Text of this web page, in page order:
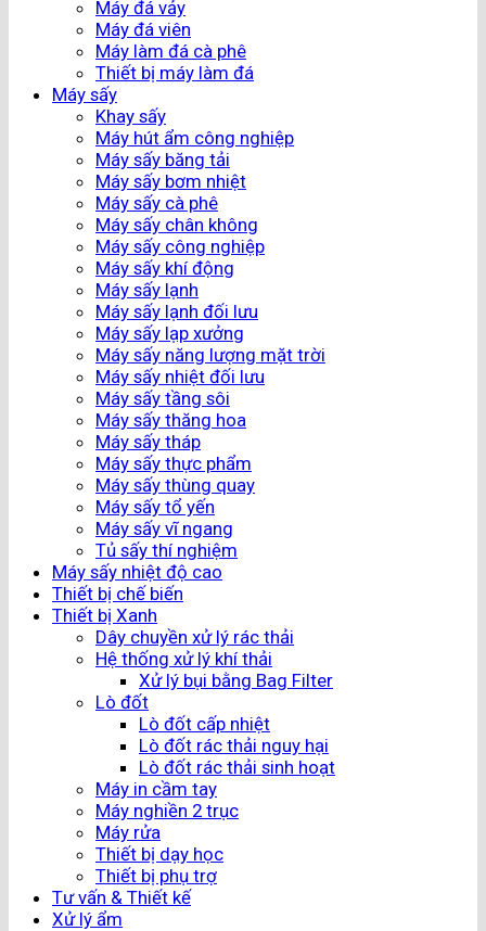
Máy đá vảy
Máy đá viên
Máy làm đá cà phê
Thiết bị máy làm đá
Máy sấy
Khay sấy
Máy hút ẩm công nghiệp
Máy sấy băng tải
Máy sấy bơm nhiệt
Máy sấy cà phê
Máy sấy chân không
Máy sấy công nghiệp
Máy sấy khí động
Máy sấy lạnh
Máy sấy lạnh đối lưu
Máy sấy lạp xưởng
Máy sấy năng lượng mặt trời
Máy sấy nhiệt đối lưu
Máy sấy tầng sôi
Máy sấy thăng hoa
Máy sấy tháp
Máy sấy thực phẩm
Máy sấy thùng quay
Máy sấy tổ yến
Máy sấy vĩ ngang
Tủ sấy thí nghiệm
Máy sấy nhiệt độ cao
Thiết bị chế biến
Thiết bị Xanh
Dây chuyền xử lý rác thải
Hệ thống xử lý khí thải
Xử lý bụi bằng Bag Filter
Lò đốt
Lò đốt cấp nhiệt
Lò đốt rác thải nguy hại
Lò đốt rác thải sinh hoạt
Máy in cầm tay
Máy nghiền 2 trục
Máy rửa
Thiết bị dạy học
Thiết bị phụ trợ
Tư vấn & Thiết kế
Xử lý ẩm